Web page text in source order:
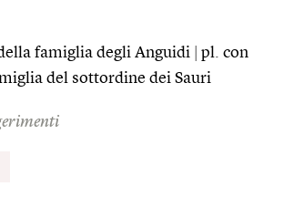
famiglia degli Anguidi
pl. con
del sottordine dei Sauri